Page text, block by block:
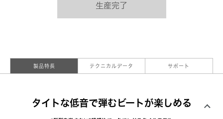
生産完了
製品特長 テクニカルデータ サポート
タイトな低音で弾むビートが楽しめる